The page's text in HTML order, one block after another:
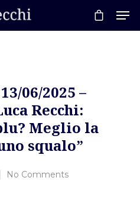
06/2025 –
Recchi:
Meglio la
squalo”
No Comments